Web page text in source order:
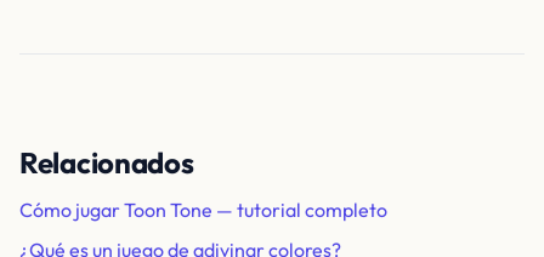
Relacionados
Cómo jugar Toon Tone — tutorial completo
¿Qué es un juego de adivinar colores?